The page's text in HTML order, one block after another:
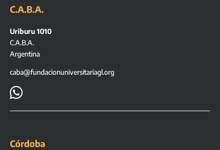
C.A.B.A.
Uriburu 1010
C.A.B.A.
Argentina
caba@fundacionuniversitariagl.org

Córdoba